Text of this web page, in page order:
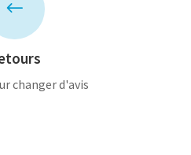
#
changer d'avis